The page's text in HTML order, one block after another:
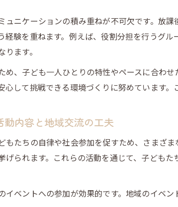
放課後等デイサービス
集団支援を活用した放
協力体験が生まれる放
活動を通じたコミュニ
ュニケーションの積み重ねが不可欠です。放
経験を重ねます。例えば、役割分担を行うグ
ます。
め、子ども一人ひとりの特性やペースに合わ
して挑戦できる環境づくりに努めています
内容と地域交流の工夫
もたちの自律や社会参加を促すため、さまざ
げられます。これらの活動を通じて、子ども
ベントへの参加が効果的です。地域のイベン